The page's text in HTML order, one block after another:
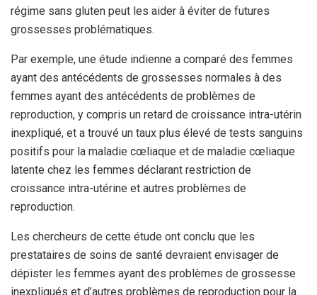
régime sans gluten peut les aider à éviter de futures
grossesses problématiques.
Par exemple, une étude indienne a comparé des femmes
ayant des antécédents de grossesses normales à des
femmes ayant des antécédents de problèmes de
reproduction, y compris un retard de croissance intra-utérin
inexpliqué, et a trouvé un taux plus élevé de tests sanguins
positifs pour la maladie cœliaque et de maladie cœliaque
latente chez les femmes déclarant restriction de
croissance intra-utérine et autres problèmes de
reproduction.
Les chercheurs de cette étude ont conclu que les
prestataires de soins de santé devraient envisager de
dépister les femmes ayant des problèmes de grossesse
inexpliqués et d’autres problèmes de reproduction pour la